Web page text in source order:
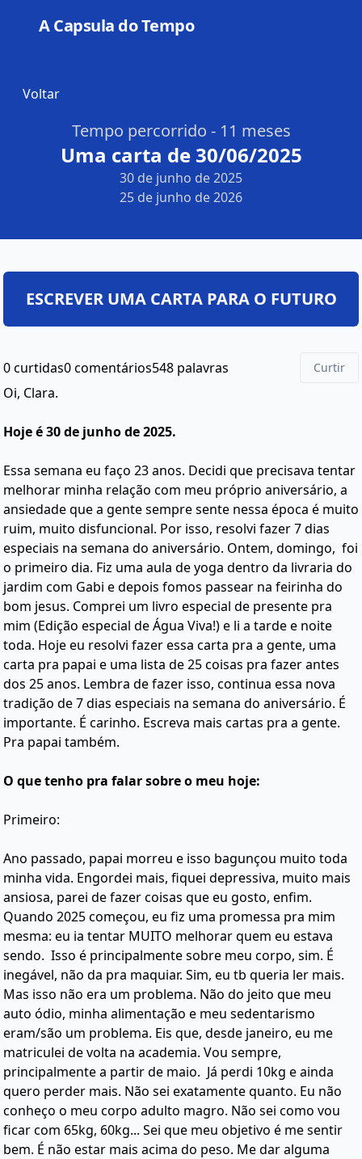
A Capsula do Tempo
Voltar
Tempo percorrido - 11 meses
Uma carta de 30/06/2025
30 de junho de 2025
25 de junho de 2026
0 curtidas0 comentários548 palavras Curtir
Oi, Clara.
Hoje é 30 de junho de 2025.
Essa semana eu faço 23 anos. Decidi que precisava tentar
melhorar minha relação com meu próprio aniversário, a
ansiedade que a gente sempre sente nessa época é muito
ruim, muito disfuncional. Por isso, resolvi fazer 7 dias
especiais na semana do aniversário. Ontem, domingo, foi
o primeiro dia. Fiz uma aula de yoga dentro da livraria do
jardim com Gabi e depois fomos passear na feirinha do
bom jesus. Comprei um livro especial de presente pra
mim (Edição especial de Água Viva!) e li a tarde e noite
toda. Hoje eu resolvi fazer essa carta pra a gente, uma
carta pra papai e uma lista de 25 coisas pra fazer antes
dos 25 anos. Lembra de fazer isso, continua essa nova
tradição de 7 dias especiais na semana do aniversário. É
importante. É carinho. Escreva mais cartas pra a gente.
Pra papai também.
O que tenho pra falar sobre o meu hoje:
Primeiro:
Ano passado, papai morreu e isso bagunçou muito toda
minha vida. Engordei mais, fiquei depressiva, muito mais
ansiosa, parei de fazer coisas que eu gosto, enfim.
Quando 2025 começou, eu fiz uma promessa pra mim
mesma: eu ia tentar MUITO melhorar quem eu estava
sendo. Isso é principalmente sobre meu corpo, sim. É
inegável, não da pra maquiar. Sim, eu tb queria ler mais.
Mas isso não era um problema. Não do jeito que meu
auto ódio, minha alimentação e meu sedentarismo
eram/são um problema. Eis que, desde janeiro, eu me
matriculei de volta na academia. Vou sempre,
principalmente a partir de maio. Já perdi 10kg e ainda
quero perder mais. Não sei exatamente quanto. Eu não
conheço o meu corpo adulto magro. Não sei como vou
ficar com 65kg, 60kg... Sei que meu objetivo é me sentir
bem. É não estar mais acima do peso. Me dar alguma
ESCREVER UMA CARTA PARA O FUTURO